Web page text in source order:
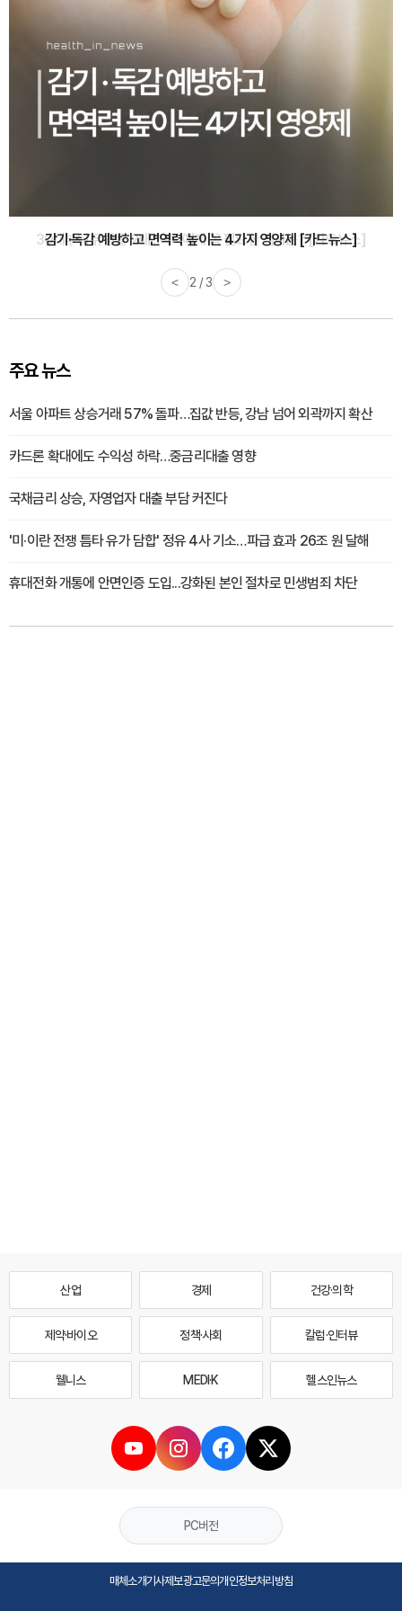
감기·독감 예방하고 면역력 높이는 4가지 영양제 [카드뉴스]
< 3 / 3 >
주요 뉴스
서울 아파트 상승거래 57% 돌파…집값 반등, 강남 넘어 외곽까지 확산
카드론 확대에도 수익성 하락…중금리대출 영향
국채금리 상승, 자영업자 대출 부담 커진다
'미·이란 전쟁 틈타 유가 담합' 정유 4사 기소…파급 효과 26조 원 달해
휴대전화 개통에 안면인증 도입...강화된 본인 절차로 민생범죄 차단
산업 경제 건강·의학
제약·바이오 정책·사회 칼럼·인터뷰
웰니스 MEDI·K 헬스인뉴스
PC버전
매체소개기사제보광고문의개인정보처리방침